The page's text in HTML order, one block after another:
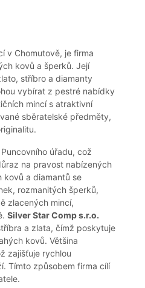
v Chomutově, je firma
kovů a šperků. Její
stříbro a diamanty
vybírat z pestré nabídky
mincí s atraktivní
sběratelské předměty,
úřadu, což
na pravost nabízených
kovů a diamantů se
rozmanitých šperků,
zlacených mincí,
Silver Star Comp s.r.o.
a zlata, čímž poskytuje
kovů. Většina
zajišťuje rychlou
Tímto způsobem firma cílí